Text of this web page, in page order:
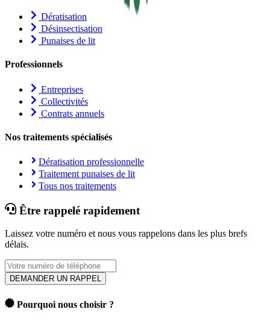
Dératisation
Désinsectisation
Punaises de lit
Professionnels
Entreprises
Collectivités
Contrats annuels
Nos traitements spécialisés
Dératisation professionnelle
Traitement punaises de lit
Tous nos traitements
Être rappelé rapidement
Laissez votre numéro et nous vous rappelons dans les plus brefs
délais.
DEMANDER UN RAPPEL
Pourquoi nous choisir ?